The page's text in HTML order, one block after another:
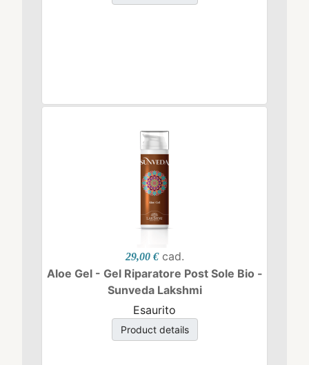
29,00 € cad.
Aloe Gel - Gel Riparatore Post Sole Bio -
Sunveda Lakshmi
Esaurito
Product details